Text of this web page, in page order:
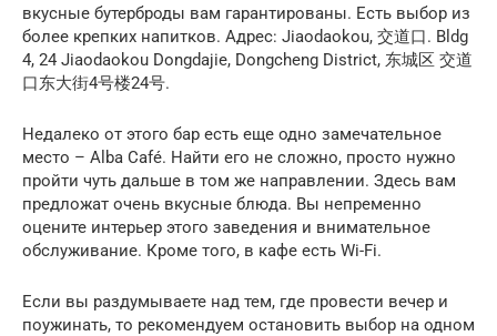
вкусные бутерброды вам гарантированы. Есть выбор из
более крепких напитков. Адрес: Jiaodaokou, 交道口. Bldg
4, 24 Jiaodaokou Dongdajie, Dongcheng District, 东城区 交道
口东大街4号楼24号.
Недалеко от этого бар есть еще одно замечательное
место – Alba Café. Найти его не сложно, просто нужно
пройти чуть дальше в том же направлении. Здесь вам
предложат очень вкусные блюда. Вы непременно
оцените интерьер этого заведения и внимательное
обслуживание. Кроме того, в кафе есть Wi-Fi.
Если вы раздумываете над тем, где провести вечер и
поужинать, то рекомендуем остановить выбор на одном